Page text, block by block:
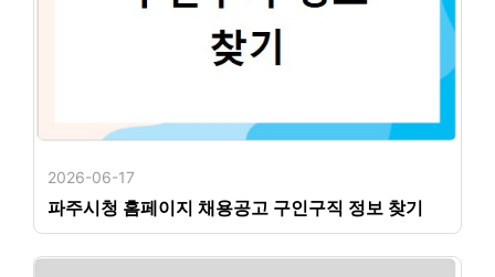
2026-06-17
파주시청 홈페이지 채용공고 구인구직 정보 찾기